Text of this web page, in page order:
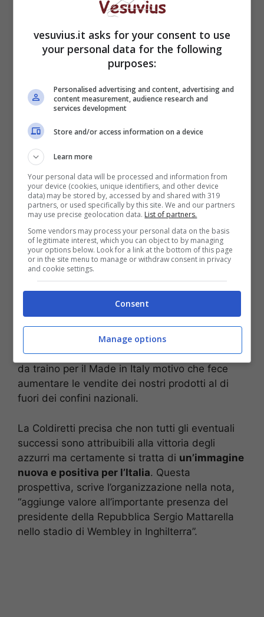
Getty Images
Nell’analisi fatta dalla Coldiretti è stato ricordato
che
ebbe un aumento record del 4,1% a valori
correntie ci furono aspetti positivi anche per
quanto riguarda la disoccupazione con una
diminuzione del 10%. La vittoria è stata anche
da traino per il Made in Italy motivo che fece
aumentare le vendite dei nostri prodotti al di
fuori dei confini nazionali.
La Coldiretti precisa che non tutti gli eventuali
successi sono attribuibili alla vittoria degli
azzurri ma certamente si tratta di un’immagine
nuova e positiva per l’Italia. Questa
prospettiva, scrive l’organizzazione nella nota,
“aggiunge valore all’importante presenza del
presidente della Repubblica Sergio Mattarella
nello stadio di Wembley in Inghilterra”.
vesuvius.it asks for your consent to use
your personal data for the following
purposes:
Personalised advertising and content, advertising and
content measurement, audience research and
services development
Store and/or access information on a device
Learn more
Your personal data will be processed and information from
your device (cookies, unique identifiers, and other device
data) may be stored by, accessed by and shared with 319
partners, or used specifically by this site. We and our partners
may use precise geolocation data. List of partners.
Some vendors may process your personal data on the basis
of legitimate interest, which you can object to by managing
your options below. Look for a link at the bottom of this page
or in the site menu to manage or withdraw consent in privacy
and cookie settings.
Consent
Manage options